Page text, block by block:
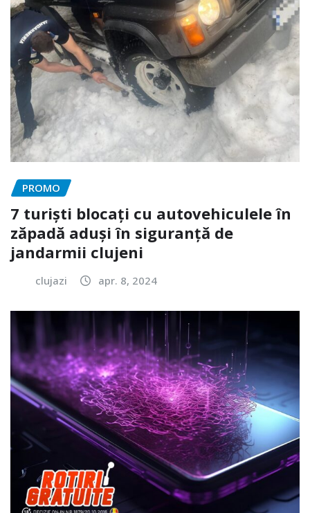
PROMO
7 turiști blocați cu autovehiculele în
zăpadă aduși în siguranță de
jandarmii clujeni
clujazi apr. 8, 2024